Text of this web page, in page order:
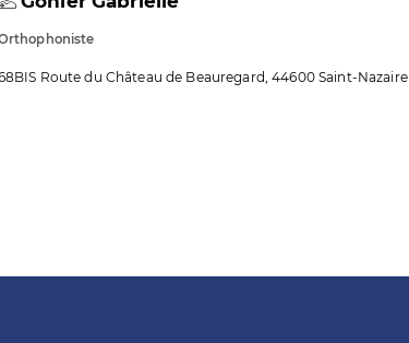
Route du Château de Beauregard, 44600 Saint-Nazaire